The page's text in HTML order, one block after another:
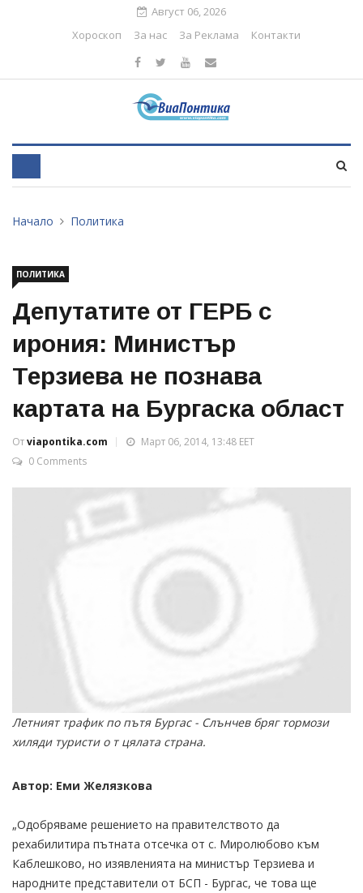
Август 06, 2026
Хороскоп
За нас За Реклама Контакти
Начало Политика
ПОЛИТИКА
Депутатите от ГЕРБ с
ирония: Министър
Терзиева не познава
картата на Бургаска област
Отviapontika.com
Март 06, 2014, 13:48 EET
0 Comments
Летният трафик по пътя Бургас - Слънчев бряг тормози
хиляди туристи о т цялата страна.
Автор: Еми Желязкова
„Одобряваме решението на правителството да
рехабилитира пътната отсечка от с. Миролюбово към
Каблешково, но изявленията на министър Терзиева и
народните представители от БСП - Бургас, че това ще